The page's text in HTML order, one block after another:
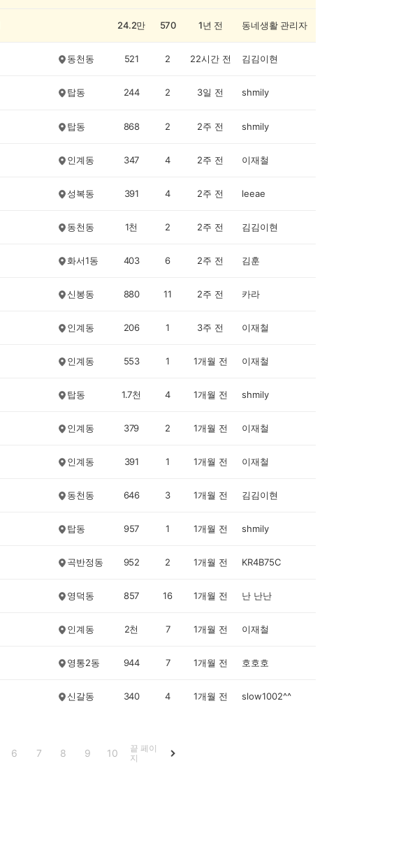
24.2만 570 1년 전 동네생활 관리자
동천동 521 2 22시간 전 김김이현
탑동 244 2 3일 전 shmily
탑동 868 2 2주 전 shmily
인계동 347 4 2주 전 이재철
성복동 391 4 2주 전 leeae
동천동 1천 2 2주 전 김김이현
화서1동 403 6 2주 전 김훈
신봉동 880 11 2주 전 카라
인계동 206 1 3주 전 이재철
인계동 553 1 1개월 전 이재철
탑동 1.7천 4 1개월 전 shmily
인계동 379 2 1개월 전 이재철
인계동 391 1 1개월 전 이재철
동천동 646 3 1개월 전 김김이현
탑동 957 1 1개월 전 shmily
곡반정동 952 2 1개월 전 KR4B75C
영덕동 857 16 1개월 전 난 난난
인계동 2천 7 1개월 전 이재철
영통2동 944 7 1개월 전 호호호
신갈동 340 4 1개월 전 slow1002^^
6 7 8 9 10
끝 페이
지